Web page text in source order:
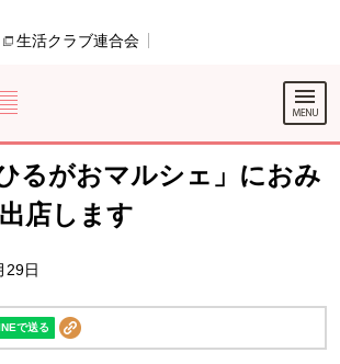
生活クラブ連合会
通メニューです。
ーをスキップする
ここまで。
るがおマルシェ」におみ
店します
29日